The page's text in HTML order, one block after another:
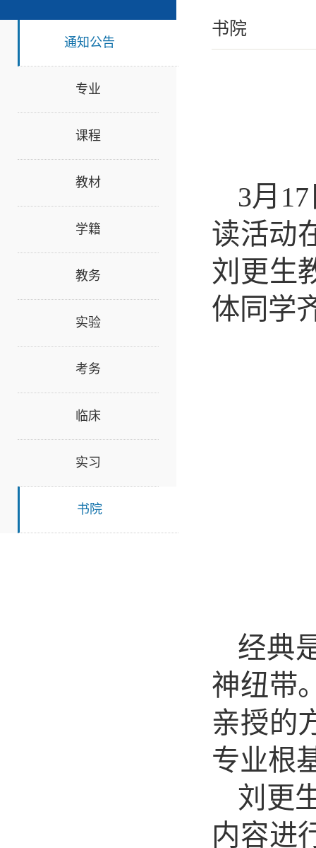
通知公告
专业
课程
教材
学籍
教务
实验
考务
临床
实习
书院
书院
3月
读活动
刘更生
体同学
经典
神纽带
亲授的
专业根
刘更
内容进